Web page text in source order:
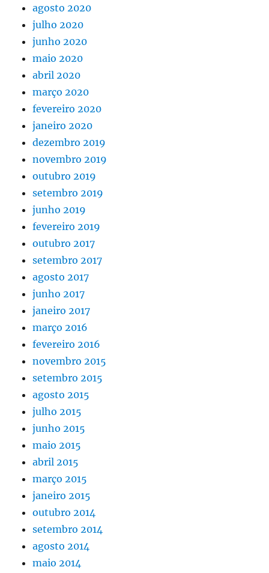
agosto 2020
julho 2020
junho 2020
maio 2020
abril 2020
março 2020
fevereiro 2020
janeiro 2020
dezembro 2019
novembro 2019
outubro 2019
setembro 2019
junho 2019
fevereiro 2019
outubro 2017
setembro 2017
agosto 2017
junho 2017
janeiro 2017
março 2016
fevereiro 2016
novembro 2015
setembro 2015
agosto 2015
julho 2015
junho 2015
maio 2015
abril 2015
março 2015
janeiro 2015
outubro 2014
setembro 2014
agosto 2014
maio 2014